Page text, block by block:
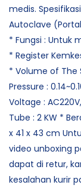
medis.
Autoclave
* Fungsi : Untuk
* Register
* Volume of The
Pressure :
Voltage :
Tube : 2 KW *
x 41 x 43 cm
video unboxing
dapat di retur,
kesalahan kurir